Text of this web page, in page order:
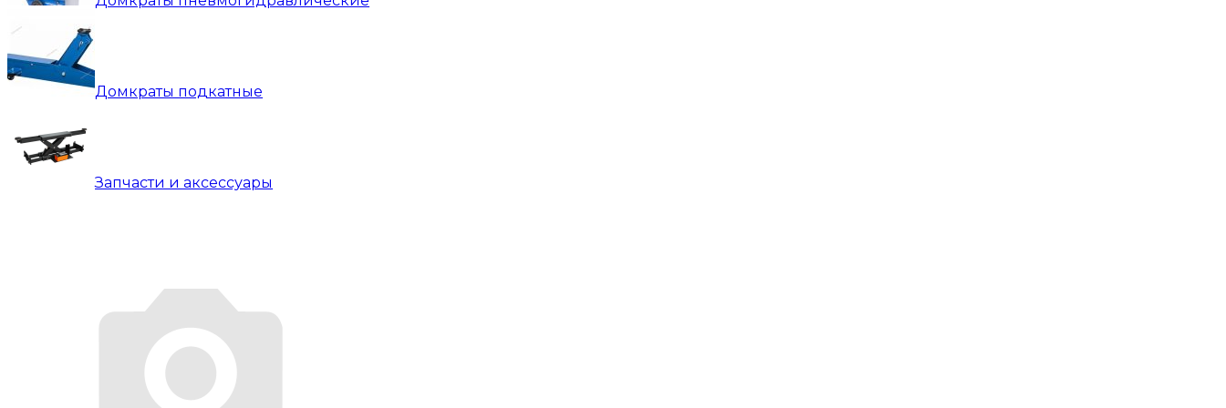
Домкраты подкатные
Запчасти и аксессуары